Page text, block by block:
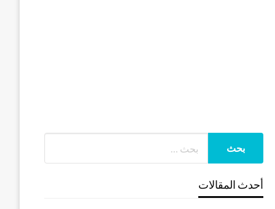
أحدث المقالات